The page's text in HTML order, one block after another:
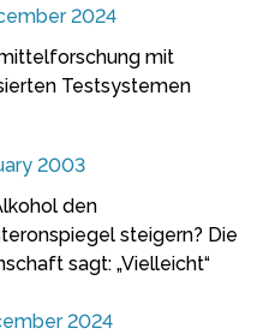
2024
mit
Testsystemen
2003
den
steigern? Die
sagt: „Vielleicht“
2024